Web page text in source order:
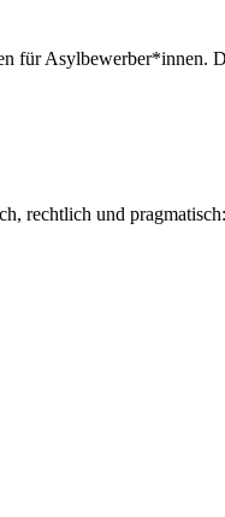
für
rechtlich und